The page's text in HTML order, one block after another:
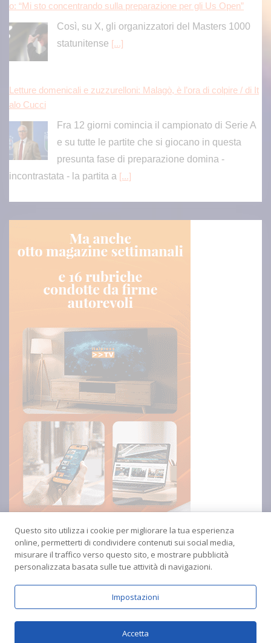
o: “Mi sto concentrando sulla preparazione per gli Us Open”
Così, su X, gli organizzatori del Masters 1000
statunitense [...]
Letture domenicali e zuzzurelloni: Malagò, è l’ora di colpire / di It
alo Cucci
Fra 12 giorni comincia il campionato di Serie A
e su tutte le partite che si giocano in questa
presunta fase di preparazione domina -
incontrastata - la partita a [...]
Questo sito utilizza i cookie per migliorare la tua esperienza
online, permetterti di condividere contenuti sui social media,
misurare il traffico verso questo sito, e mostrare pubblicità
personalizzata basata sulle tue attività di navigazioni.
Impostazioni
Accetta